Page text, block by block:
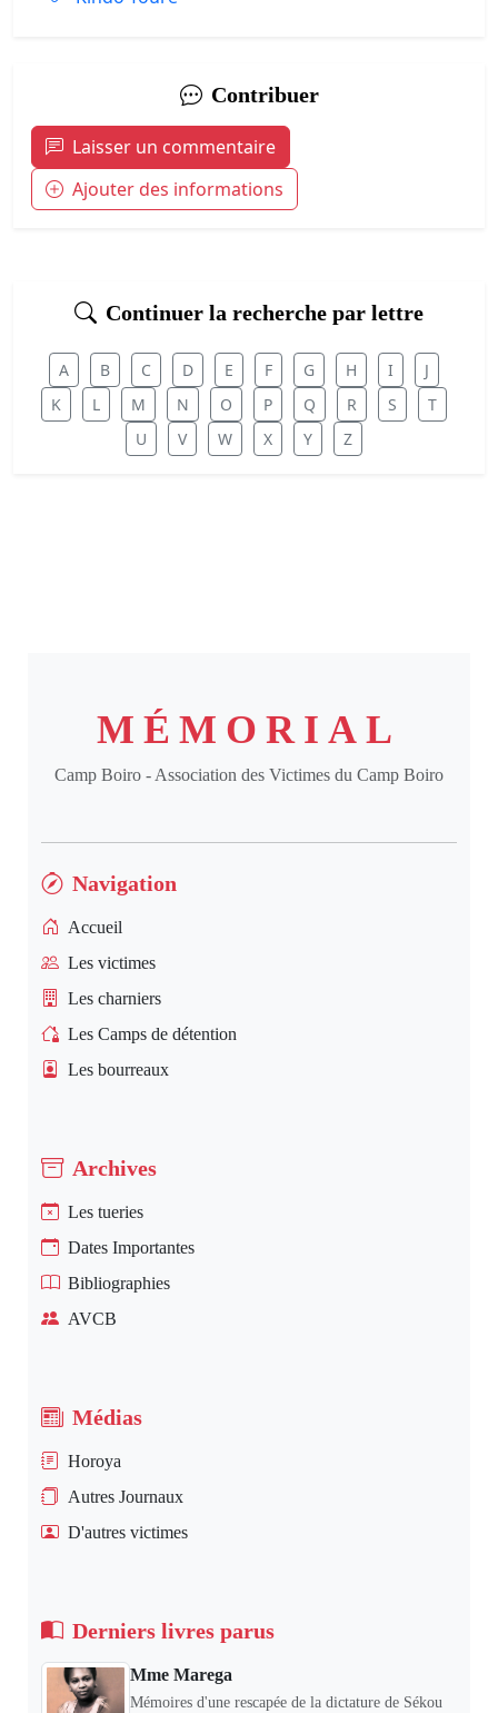
Contribuer
Laisser un commentaire
Ajouter des informations
Continuer la recherche par lettre
A B C D E F G H I
J
K
L M N O P Q R S
T
U
V W X Y Z
MÉMORIAL
Camp Boiro - Association des Victimes du Camp Boiro
Navigation
Accueil
Les victimes
Les charniers
Les Camps de détention
Les bourreaux
Archives
Les tueries
Dates Importantes
Bibliographies
AVCB
Médias
Horoya
Autres Journaux
D'autres victimes
Derniers livres parus
Mme Marega
Mémoires d'une rescapée de la dictature de Sékou